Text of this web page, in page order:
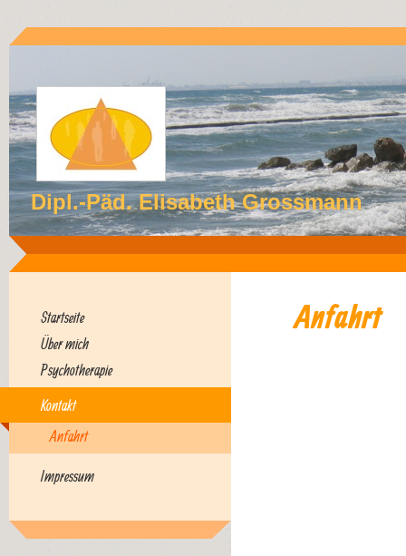
Dipl.-Päd. Elisabeth Grossmann
Startseite
Über mich
Psychotherapie
Kontakt
Anfahrt
Impressum
Anfahrt